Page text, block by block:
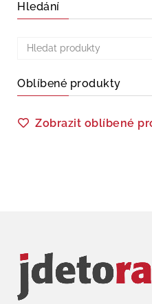
Hledání
Oblíbené produkty
Zobrazit oblíbené